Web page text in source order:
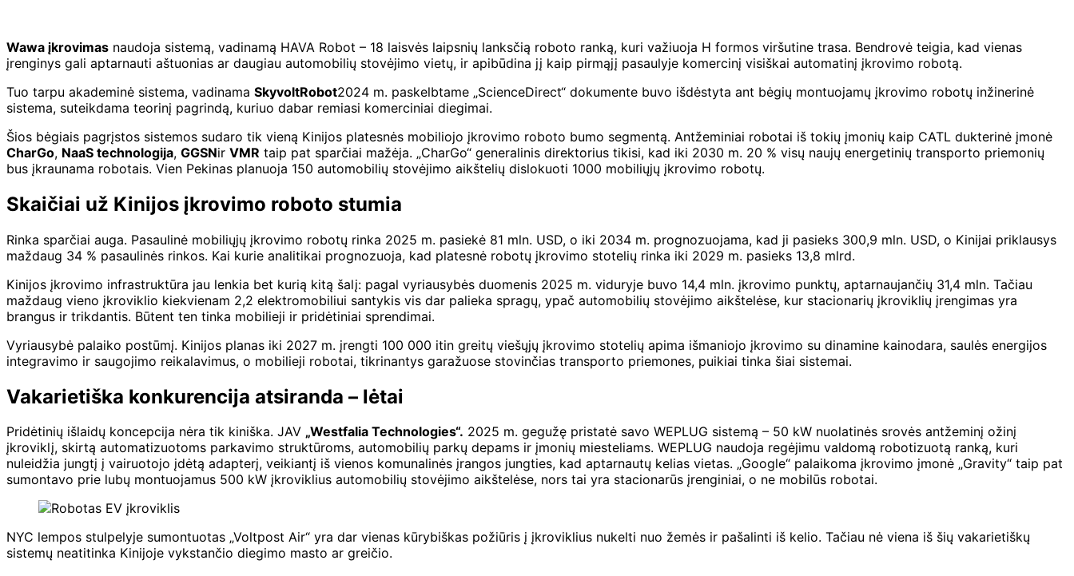
Wawa įkrovimas naudoja sistemą, vadinamą HAVA Robot – 18 laisvės laipsnių lanksčią roboto ranką, kuri važiuoja H formos viršutine trasa. Bendrovė teigia, kad vienas
įrenginys gali aptarnauti aštuonias ar daugiau automobilių stovėjimo vietų, ir apibūdina jį kaip pirmąjį pasaulyje komercinį visiškai automatinį įkrovimo robotą.
Tuo tarpu akademinė sistema, vadinama SkyvoltRobot2024 m. paskelbtame „ScienceDirect“ dokumente buvo išdėstyta ant bėgių montuojamų įkrovimo robotų inžinerinė
sistema, suteikdama teorinį pagrindą, kuriuo dabar remiasi komerciniai diegimai.
Šios bėgiais pagrįstos sistemos sudaro tik vieną Kinijos platesnės mobiliojo įkrovimo roboto bumo segmentą. Antžeminiai robotai iš tokių įmonių kaip CATL dukterinė įmonė
CharGo, NaaS technologija, GGSNir VMR taip pat sparčiai mažėja. „CharGo“ generalinis direktorius tikisi, kad iki 2030 m. 20 % visų naujų energetinių transporto priemonių
bus įkraunama robotais. Vien Pekinas planuoja 150 automobilių stovėjimo aikštelių dislokuoti 1000 mobiliųjų įkrovimo robotų.
Skaičiai už Kinijos įkrovimo roboto stumia
Rinka sparčiai auga. Pasaulinė mobiliųjų įkrovimo robotų rinka 2025 m. pasiekė 81 mln. USD, o iki 2034 m. prognozuojama, kad ji pasieks 300,9 mln. USD, o Kinijai priklausys
maždaug 34 % pasaulinės rinkos. Kai kurie analitikai prognozuoja, kad platesnė robotų įkrovimo stotelių rinka iki 2029 m. pasieks 13,8 mlrd.
Kinijos įkrovimo infrastruktūra jau lenkia bet kurią kitą šalį: pagal vyriausybės duomenis 2025 m. viduryje buvo 14,4 mln. įkrovimo punktų, aptarnaujančių 31,4 mln. Tačiau
maždaug vieno įkroviklio kiekvienam 2,2 elektromobiliui santykis vis dar palieka spragų, ypač automobilių stovėjimo aikštelėse, kur stacionarių įkroviklių įrengimas yra
brangus ir trikdantis. Būtent ten tinka mobilieji ir pridėtiniai sprendimai.
Vyriausybė palaiko postūmį. Kinijos planas iki 2027 m. įrengti 100 000 itin greitų viešųjų įkrovimo stotelių apima išmaniojo įkrovimo su dinamine kainodara, saulės energijos
integravimo ir saugojimo reikalavimus, o mobilieji robotai, tikrinantys garažuose stovinčias transporto priemones, puikiai tinka šiai sistemai.
Vakarietiška konkurencija atsiranda – lėtai
Pridėtinių išlaidų koncepcija nėra tik kiniška. JAV „Westfalia Technologies“. 2025 m. gegužę pristatė savo WEPLUG sistemą – 50 kW nuolatinės srovės antžeminį ožinį
įkroviklį, skirtą automatizuotoms parkavimo struktūroms, automobilių parkų depams ir įmonių miesteliams. WEPLUG naudoja regėjimu valdomą robotizuotą ranką, kuri
nuleidžia jungtį į vairuotojo įdėtą adapterį, veikiantį iš vienos komunalinės įrangos jungties, kad aptarnautų kelias vietas. „Google“ palaikoma įkrovimo įmonė „Gravity“ taip pat
sumontavo prie lubų montuojamus 500 kW įkroviklius automobilių stovėjimo aikštelėse, nors tai yra stacionarūs įrenginiai, o ne mobilūs robotai.
NYC lempos stulpelyje sumontuotas „Voltpost Air“ yra dar vienas kūrybiškas požiūris į įkroviklius nukelti nuo žemės ir pašalinti iš kelio. Tačiau nė viena iš šių vakarietiškų
sistemų neatitinka Kinijoje vykstančio diegimo masto ar greičio.